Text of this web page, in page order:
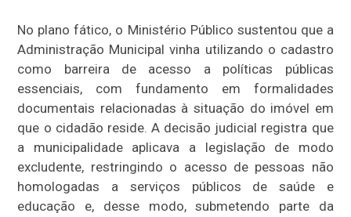
No plano fático, o Ministério Público sustentou que a
Administração Municipal vinha utilizando o cadastro
como barreira de acesso a políticas públicas
essenciais, com fundamento em formalidades
documentais relacionadas à situação do imóvel em
que o cidadão reside. A decisão judicial registra que
a municipalidade aplicava a legislação de modo
excludente, restringindo o acesso de pessoas não
homologadas a serviços públicos de saúde e
educação e, desse modo, submetendo parte da